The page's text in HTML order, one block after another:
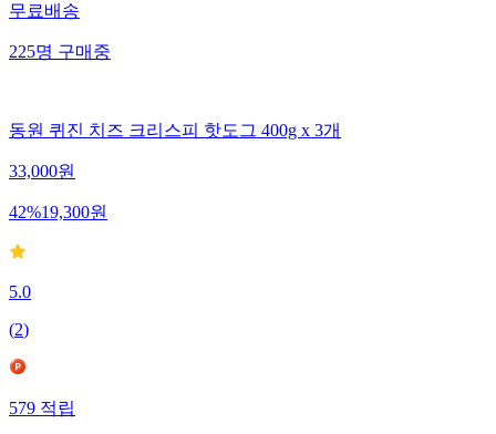
무료배송
225명 구매중
동원 퀴진 치즈 크리스피 핫도그 400g x 3개
33,000원
42%19,300원
5.0
(2)
579 적립